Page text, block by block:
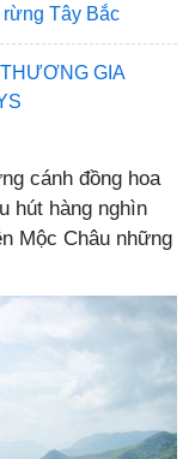
Tây Bắc
GIA
cánh đồng hoa
hút hàng nghìn
Mộc Châu những